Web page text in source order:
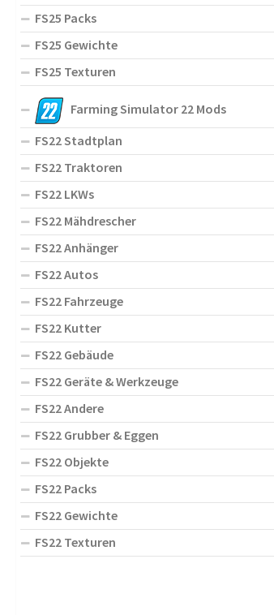
FS25 Packs
FS25 Gewichte
FS25 Texturen
Farming Simulator 22 Mods
FS22 Stadtplan
FS22 Traktoren
FS22 LKWs
FS22 Mähdrescher
FS22 Anhänger
FS22 Autos
FS22 Fahrzeuge
FS22 Kutter
FS22 Gebäude
FS22 Geräte & Werkzeuge
FS22 Andere
FS22 Grubber & Eggen
FS22 Objekte
FS22 Packs
FS22 Gewichte
FS22 Texturen